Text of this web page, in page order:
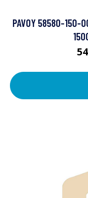
PAVOY 58580-150-